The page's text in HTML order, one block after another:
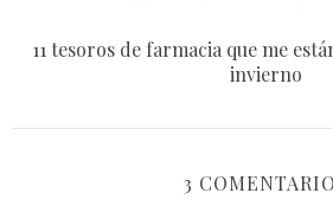
11 tesoros de farmacia que me
invierno
3